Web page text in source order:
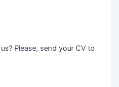
Please, send your CV to